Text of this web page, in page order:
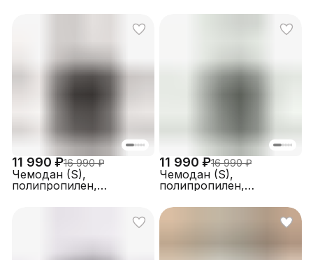
11 990 ₽16 990 ₽
Чемодан (S),
полипропилен,
11 990 ₽16 990 ₽
Чемодан (S),
полипропилен,